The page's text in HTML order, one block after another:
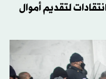
لتقديم أموال